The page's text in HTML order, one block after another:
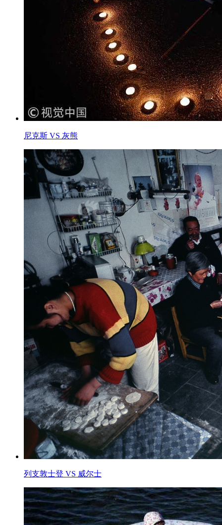
尼克斯 VS 灰熊
列支敦士登 VS 威尔士